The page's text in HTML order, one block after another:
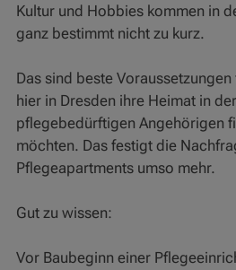
Kultur und Hobbies kommen in
ganz bestimmt nicht zu kurz.
Das sind beste
hier in Dresden ihre Heimat in
pflegebedürftigen Angehörigen
möchten. Das festigt die
Pflegeapartments umso mehr.
Gut zu wissen:
Vor Baubeginn einer